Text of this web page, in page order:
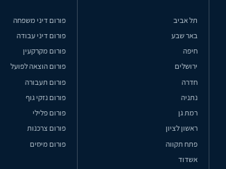
תל אביב
באר שבע
חיפה
ירושלים
חדרה
נתניה
רמת גן
ראשון לציון
פתח תקווה
אשדוד
פורום דיני משפחה
פורום דיני עבודה
פורום מקרקעין
פורום הוצאה לפועל
פורום תעבורה
פורום נזקי גוף
פורום פלילי
פורום צרכנות
פורום מיסים